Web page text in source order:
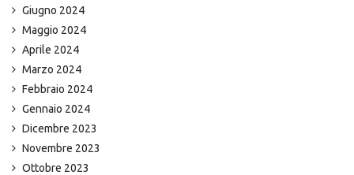
Giugno 2024
Maggio 2024
Aprile 2024
Marzo 2024
Febbraio 2024
Gennaio 2024
Dicembre 2023
Novembre 2023
Ottobre 2023